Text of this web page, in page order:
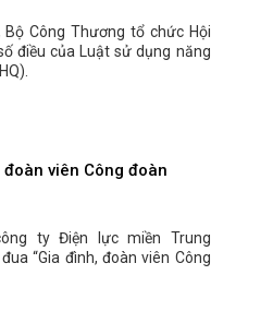
Công Thương tổ chức Hội
điều của Luật sử dụng năng
viên Công đoàn
ty Điện lực miền Trung
“Gia đình, đoàn viên Công